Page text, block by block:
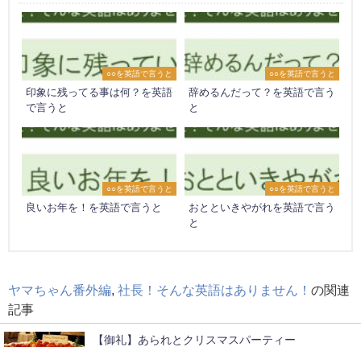
○○を英語で言うと
印象に残ってる事は何？を英語
で言うと
○○を英語で言うと
辞めるんだって？を英語で言う
と
○○を英語で言うと
良いお年を！を英語で言うと
○○を英語で言うと
おとといきやがれを英語で言う
と
ヤマちゃん番外編 社長！そんな英語はありません！ の関連
記事
【御礼】あられとクリスマスパーティー